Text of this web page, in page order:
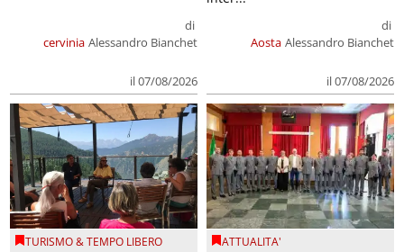
cervinia
di
Alessandro Bianchet
il 07/08/2026
Aosta
di
Alessandro Bianchet
il 07/08/2026
TURISMO & TEMPO LIBERO ATTUALITA'